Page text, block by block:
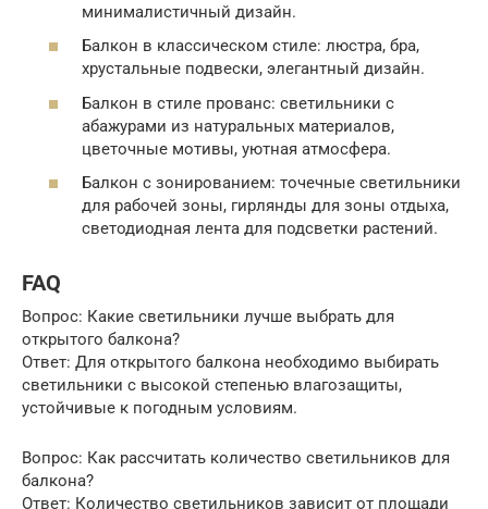
минималистичный дизайн.
Балкон в классическом стиле: люстра, бра,
хрустальные подвески, элегантный дизайн.
Балкон в стиле прованс: светильники с
абажурами из натуральных материалов,
цветочные мотивы, уютная атмосфера.
Балкон с зонированием: точечные светильники
для рабочей зоны, гирлянды для зоны отдыха,
светодиодная лента для подсветки растений.
FAQ
Вопрос: Какие светильники лучше выбрать для
открытого балкона?
Ответ: Для открытого балкона необходимо выбирать
светильники с высокой степенью влагозащиты,
устойчивые к погодным условиям.
Вопрос: Как рассчитать количество светильников для
балкона?
Ответ: Количество светильников зависит от площади